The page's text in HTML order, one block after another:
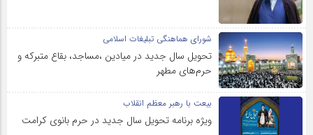
شورای هماهنگی تبلیغات اسلامی
تحویل سال‌ جدید در میادین ،مساجد، بقاع متبرکه‌ و
حرم‌های‌ مطهر
بیعت با رهبر معظم انقلاب
ویژه برنامه تحویل سال جدید در حرم بانوی کرامت